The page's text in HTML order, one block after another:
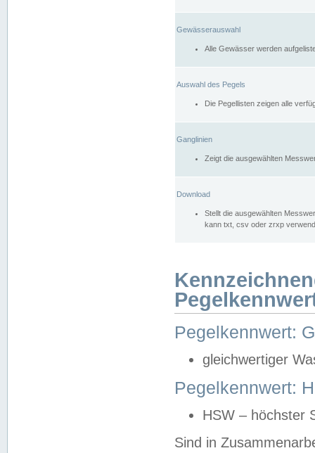
Gewässerauswahl
Alle Gewässer werden
Auswahl des Pegels
Die Pegellisten zeigen alle
Ganglinien
Zeigt die ausgewählten
Download
Stellt die ausgewählten
kann txt, csv oder zrxp
Pegelkennwert:
gleichwertiger
Pegelkennwert:
HSW – höchster
Sind in